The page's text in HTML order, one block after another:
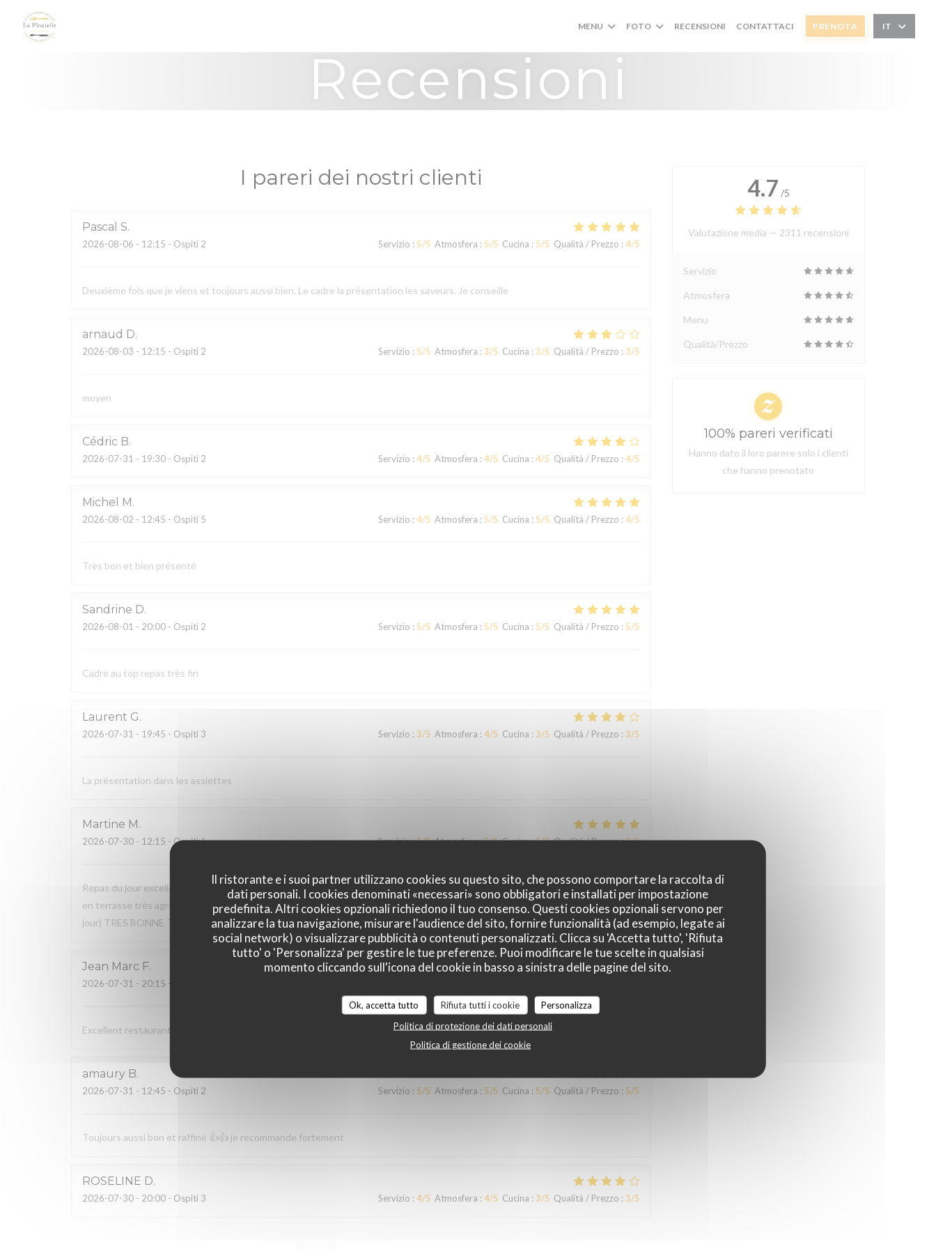
Personalizzazione delle tue scelte sui cookie
Il ristorante e i suoi partner utilizzano cookies su questo sito, che possono comportare la raccolta di
dati personali. I cookies denominati «necessari» sono obbligatori e installati per impostazione
predefinita. Altri cookies opzionali richiedono il tuo consenso. Questi cookies opzionali servono per
analizzare la tua navigazione, misurare l'audience del sito, fornire funzionalità (ad esempio, legate ai
social network) o visualizzare pubblicità o contenuti personalizzati. Clicca su 'Accetta tutto', 'Rifiuta
tutto' o 'Personalizza' per gestire le tue preferenze. Puoi modificare le tue scelte in qualsiasi
momento cliccando sull'icona del cookie in basso a sinistra delle pagine del sito.
Ok, accetta tutto Rifiuta tutti i cookie
Personalizza
Politica di protezione dei dati personali
Politica di gestione dei cookie
MENU FOTO RECENSIONI CONTATTACI PRENOTA IT
Recensioni
I pareri dei nostri clienti
Pascal S
2026-08-06 - 12:15 - Ospiti 2 Servizio : 5/5 Atmosfera : 5/5 Cucina : 5/5 Qualità / Prezzo : 4/5
Deuxième fois que je viens et toujours aussi bien. Le cadre la présentation les saveurs. Je conseille
arnaud D
2026-08-03 - 12:15 - Ospiti 2 Servizio : 5/5 Atmosfera : 3/5 Cucina : 3/5 Qualità / Prezzo : 3/5
moyen
Cédric B
2026-07-31 - 19:30 - Ospiti 2 Servizio : 4/5 Atmosfera : 4/5 Cucina : 4/5 Qualità / Prezzo : 4/5
Michel M
2026-08-02 - 12:45 - Ospiti 5 Servizio : 4/5 Atmosfera : 5/5 Cucina : 5/5 Qualità / Prezzo : 4/5
Très bon et bien présenté
Sandrine D
2026-08-01 - 20:00 - Ospiti 2 Servizio : 5/5 Atmosfera : 5/5 Cucina : 5/5 Qualità / Prezzo : 5/5
Cadre au top repas très fin
Laurent G
2026-07-31 - 19:45 - Ospiti 3 Servizio : 3/5 Atmosfera : 4/5 Cucina : 3/5 Qualità / Prezzo : 3/5
La présentation dans les assiettes
Martine M
2026-07-30 - 12:15 - Ospiti 6 Servizio:5/5 Atmosfera:5/5 Cucina:5/5 Qualità / Prezzo:5/5
Repas du jour excellent, très bon rapport qualité / prix. Service à l'assiette super bien présentée de l'entrée au dessert. Déjeuner
en terrasse très agréable, service excellent, à souligner serviettes de table en tissu (c'est très rare de nos jours pour un menu du
jour) TRES BONNE TABLE
Jean Marc F
2026-07-31 - 20:15 - Ospiti 3
Excellent restaurant bénéficiant d’un cadre reposant à 2 pas de ST ETIENNE
amaury B
2026-07-31 - 12:45 - Ospiti 2 Servizio : 5/5 Atmosfera : 5/5 Cucina : 5/5 Qualità / Prezzo : 5/5
Toujours aussi bon et raffiné 👍👍 je recommande fortement
ROSELINE D
2026-07-30 - 20:00 - Ospiti 3 Servizio : 4/5 Atmosfera : 4/5 Cucina : 3/5 Qualità / Prezzo : 3/5
4.7 /5
Valutazione media — 2311 recensioni
Servizio
Atmosfera
Menu
Qualità/Prezzo
100% pareri verificati
Hanno dato il loro parere solo i clienti
che hanno prenotato